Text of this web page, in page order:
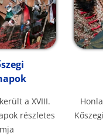
a XVIII.
részletes